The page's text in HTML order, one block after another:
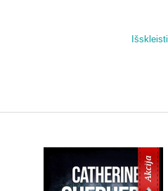
jauna kolege Sabina Nemec
Ten jauna psichologė Hana turėtų
įrodyti įtariamojo kaltę,
Išskleisti
Akcija